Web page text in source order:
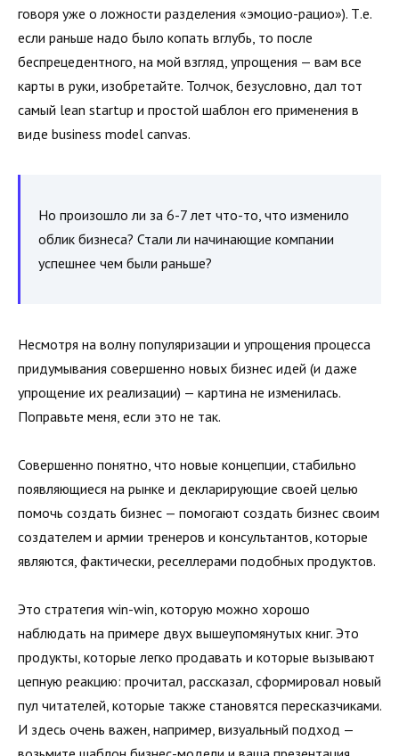
говоря уже о ложности разделения «эмоцио-рацио»). Т.е.
если раньше надо было копать вглубь, то после
беспрецедентного, на мой взгляд, упрощения — вам все
карты в руки, изобретайте. Толчок, безусловно, дал тот
самый lean startup и простой шаблон его применения в
виде business model canvas.
Но произошло ли за 6-7 лет что-то, что изменило
облик бизнеса? Стали ли начинающие компании
успешнее чем были раньше?
Несмотря на волну популяризации и упрощения процесса
придумывания совершенно новых бизнес идей (и даже
упрощение их реализации) — картина не изменилась.
Поправьте меня, если это не так.
Совершенно понятно, что новые концепции, стабильно
появляющиеся на рынке и декларирующие своей целью
помочь создать бизнес — помогают создать бизнес своим
создателем и армии тренеров и консультантов, которые
являются, фактически, реселлерами подобных продуктов.
Это стратегия win-win, которую можно хорошо
наблюдать на примере двух вышеупомянутых книг. Это
продукты, которые легко продавать и которые вызывают
цепную реакцию: прочитал, рассказал, сформировал новый
пул читателей, которые также становятся пересказчиками.
И здесь очень важен, например, визуальный подход —